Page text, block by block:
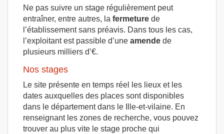
Ne pas suivre un stage régulièrement peut
entraîner, entre autres, la fermeture de
l’établissement sans préavis. Dans tous les cas,
l’exploitant est passible d’une amende de
plusieurs milliers d’€.
Nos stages
Le site présente en temps réel les lieux et les
dates auxquelles des places sont disponibles
dans le département dans le Ille-et-vilaine. En
renseignant les zones de recherche, vous pouvez
trouver au plus vite le stage proche qui